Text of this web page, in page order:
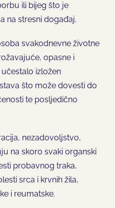
ili bijeg što je
na stresni događaj.
svakodnevne životne
opasne i
izložen
što može dovesti do
te posljedično
nezadovoljstvo,
na skoro svaki organski
probavnog traka,
srca i krvnih žila,
i reumatske.